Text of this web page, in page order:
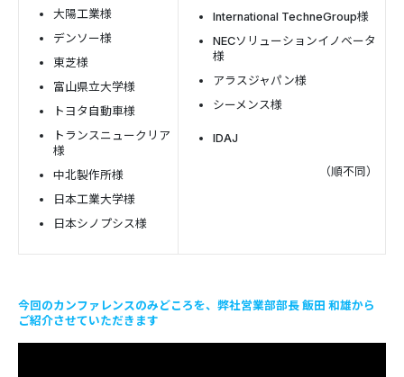
大陽工業様
デンソー様
東芝様
富山県立大学様
トヨタ自動車様
トランスニュークリア
様
中北製作所様
日本工業大学様
日本シノプシス様
International TechneGroup様
NECソリューションイノベータ
様
アラスジャパン様
シーメンス様
IDAJ
（順不同）
今回のカンファレンスのみどころを、弊社営業部部長 飯田 和雄から
ご紹介させていただきます